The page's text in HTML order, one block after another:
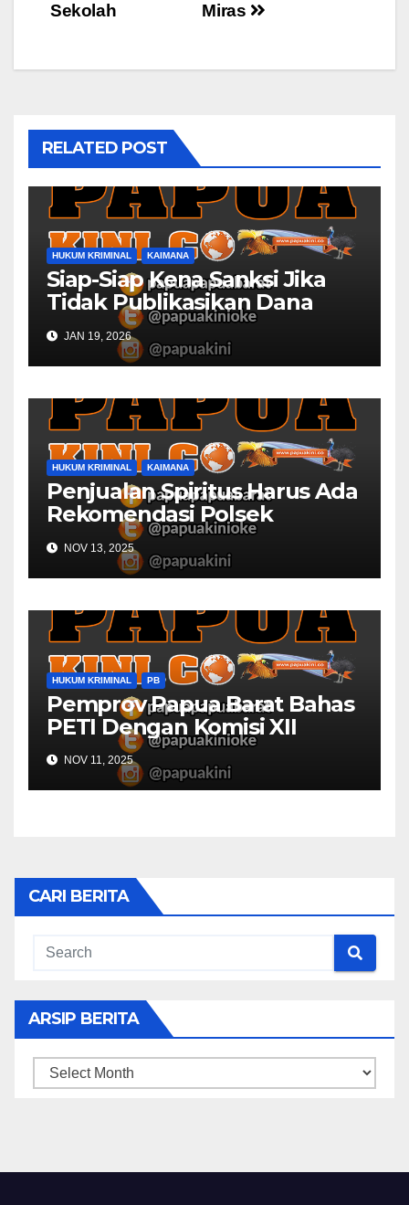
Miras
Sekolah
RELATED POST
HUKUM KRIMINAL KAIMANA
Siap-Siap Kena Sanksi Jika
Tidak Publikasikan Dana
Desa
JAN 19, 2026
HUKUM KRIMINAL KAIMANA
Penjualan Spiritus Harus Ada
Rekomendasi Polsek
Kaimana
NOV 13, 2025
HUKUM KRIMINAL PB
Pemprov Papua Barat Bahas
PETI Dengan Komisi XII
NOV 11, 2025
CARI BERITA
ARSIP BERITA
ARSIP